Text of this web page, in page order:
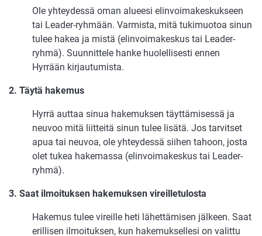
Ole yhteydessä oman alueesi elinvoimakeskukseen
tai Leader-ryhmään. Varmista, mitä tukimuotoa sinun
tulee hakea ja mistä (elinvoimakeskus tai Leader-
ryhmä). Suunnittele hanke huolellisesti ennen
Hyrrään kirjautumista.
2. Täytä hakemus
Hyrrä auttaa sinua hakemuksen täyttämisessä ja
neuvoo mitä liitteitä sinun tulee lisätä. Jos tarvitset
apua tai neuvoa, ole yhteydessä siihen tahoon, josta
olet tukea hakemassa (elinvoimakeskus tai Leader-
ryhmä).
3. Saat ilmoituksen hakemuksen vireilletulosta
Hakemus tulee vireille heti lähettämisen jälkeen. Saat
erillisen ilmoituksen, kun hakemuksellesi on valittu